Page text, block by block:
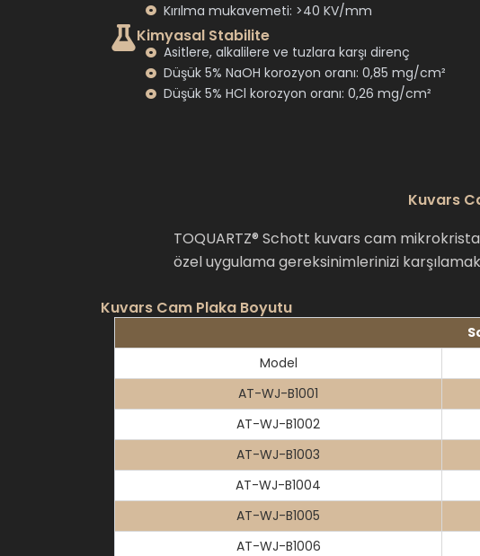
Kırılma mukavemeti: >40 KV/mm
Kimyasal Stabilite
Asitlere, alkalilere ve tuzlara karşı direnç
Düşük 5% NaOH korozyon oranı: 0,85 mg/cm²
Düşük 5% HCl korozyon oranı: 0,26 mg/cm²
Kuvars
TOQUARTZ® Schott kuvars cam
özel uygulama gereksinimlerinizi
Kuvars Cam Plaka Boyutu
Model
AT-WJ-B1001
AT-WJ-B1002
AT-WJ-B1003
AT-WJ-B1004
AT-WJ-B1005
AT-WJ-B1006